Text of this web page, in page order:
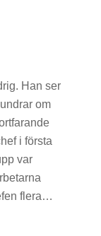
Han ser
om
i första
var
flera…